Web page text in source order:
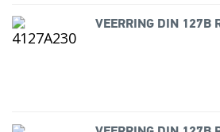
VEERRING DIN 127B